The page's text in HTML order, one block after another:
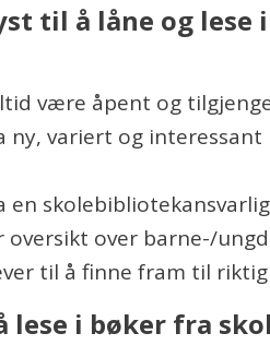
til å låne og lese
være åpent og
ny, variert og
en
over barne-/
til å finne fram til
lese i bøker fra